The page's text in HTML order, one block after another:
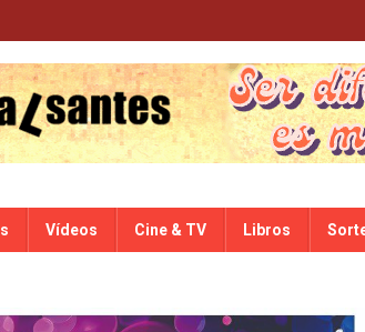
Vídeos Cine & TV Libros